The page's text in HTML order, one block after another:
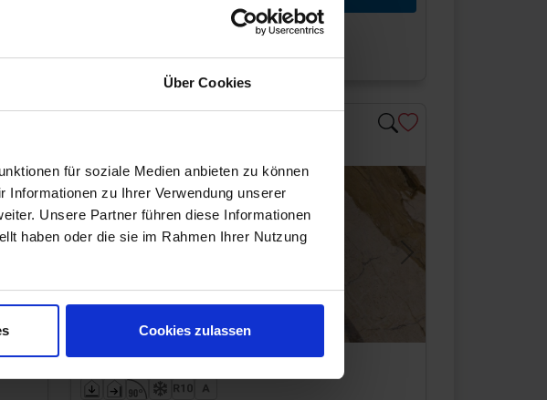
Über Cookies
für soziale Medien anbieten zu können
Informationen zu Ihrer Verwendung unserer
Unsere Partner führen diese Informationen
haben oder die sie im Rahmen Ihrer Nutzung
Cookies zulassen
Inhalt: 6 Stück = 7,2 m (12,46 €/m)
Bestellzeit 10-15 Werktage, Versandzeit 7-9 Werktage